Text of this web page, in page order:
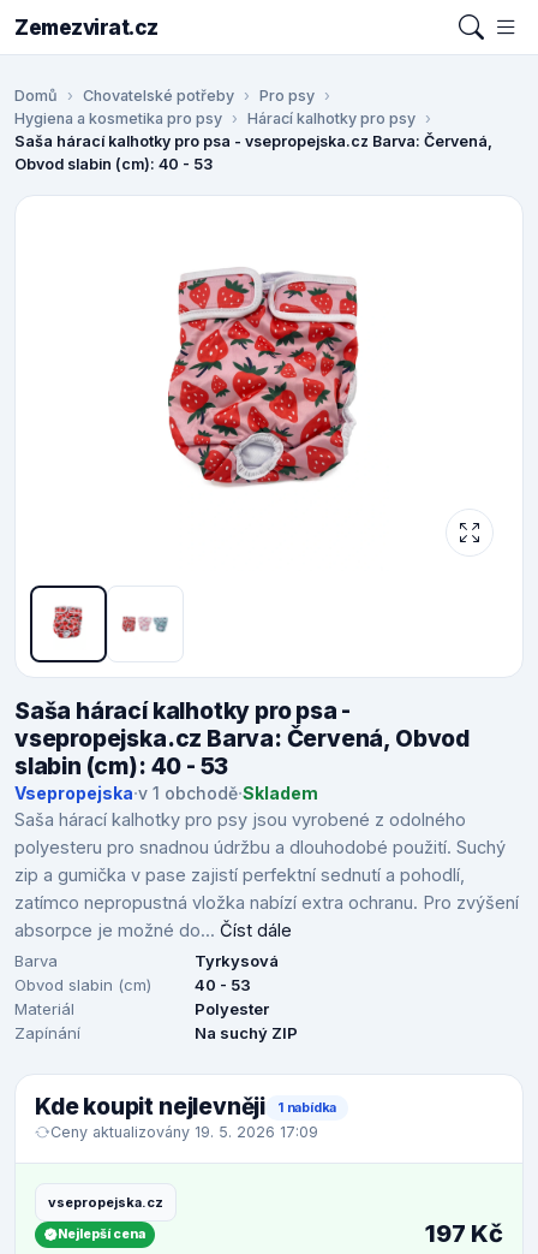
Zemezvirat.cz
Domů Chovatelské potřeby
Pro psy
Hygiena a kosmetika pro psy
Hárací kalhotky pro psy
Saša hárací kalhotky pro psa - vsepropejska.cz Barva: Červená,
Obvod slabin (cm): 40 - 53
Saša hárací kalhotky pro psa -
vsepropejska.cz Barva: Červená, Obvod
slabin (cm): 40 - 53
Vsepropejska·v 1 obchodě·Skladem
Saša hárací kalhotky pro psy jsou vyrobené z odolného
polyesteru pro snadnou údržbu a dlouhodobé použití. Suchý
zip a gumička v pase zajistí perfektní sednutí a pohodlí,
zatímco nepropustná vložka nabízí extra ochranu. Pro zvýšení
absorpce je možné do... Číst dále
Barva
Tyrkysová
Obvod slabin (cm)
40 - 53
Materiál
Polyester
Zapínání
Na suchý ZIP
Kde koupit nejlevněji 1 nabídka
Ceny aktualizovány 19. 5. 2026 17:09
vsepropejska.cz
Nejlepší cena 197 Kč